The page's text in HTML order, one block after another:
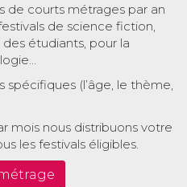
de courts métrages par an
de science fiction,
étudiants, pour la
(l’âge, le thème,
mois nous distribuons votre
les festivals éligibles.